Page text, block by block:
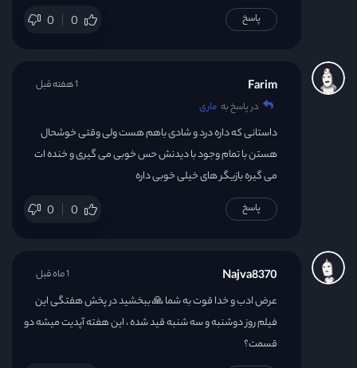
0 0 پاسخ
Farim
در پاسخ به ماری
داستانی که داره درد و شادی باهم هست ولی وقتی خوشحال
هستن با تمام وجود با دیدنش حس خوبی می گیری و خنده ات
می گیره بازیگر های خیلی خوبی داره
0 0
1 هفته قبل
پاسخ
Najva8370
عرض ادب و خدا قوت به شما 🙏 ببخشید در پخش هفتگی این
فیلم روز دوشنبه و سه شنبه قید شده ، این هفته آپدیت میشه دو
قسمت؟
1 ماه قبل